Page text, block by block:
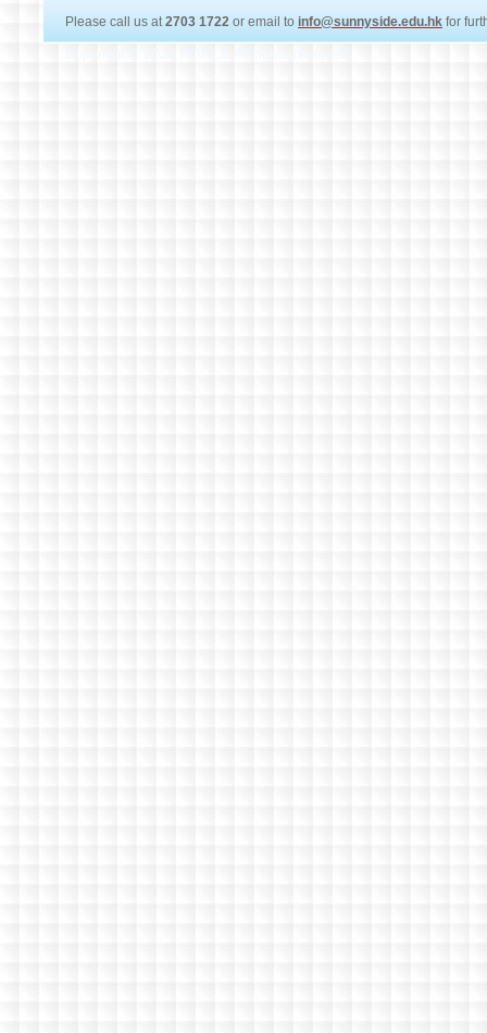
Please call us at2703 1722 or email to info@sunnyside.edu.hk for